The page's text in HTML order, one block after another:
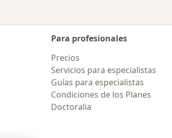
Para profesionales
Precios
Servicios para especialistas
Guías para especialistas
Condiciones de los Planes
Doctoralia